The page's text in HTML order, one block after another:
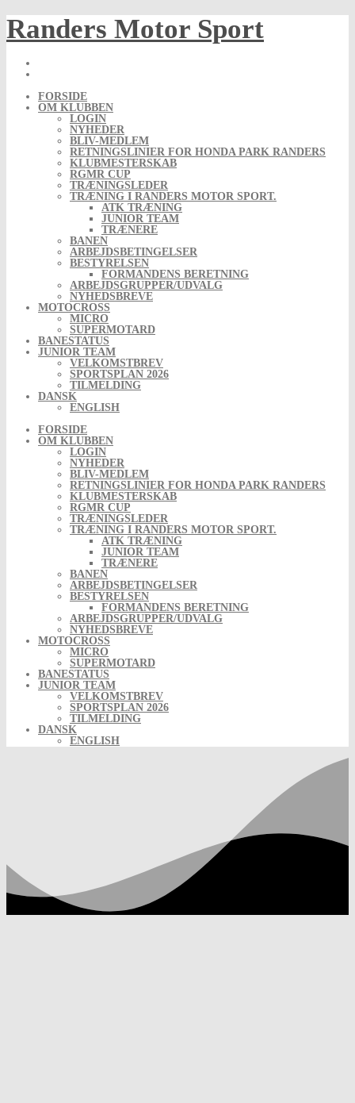
Skip
to
content
Randers Motor Sport
FORSIDE
OM KLUBBEN
LOGIN
NYHEDER
BLIV-MEDLEM
RETNINGSLINIER FOR HONDA PARK RANDERS
KLUBMESTERSKAB
RGMR CUP
TRÆNINGSLEDER
TRÆNING I RANDERS MOTOR SPORT.
ATK TRÆNING
JUNIOR TEAM
TRÆNERE
BANEN
ARBEJDSBETINGELSER
BESTYRELSEN
FORMANDENS BERETNING
ARBEJDSGRUPPER/UDVALG
NYHEDSBREVE
MOTOCROSS
MICRO
SUPERMOTARD
BANESTATUS
JUNIOR TEAM
VELKOMSTBREV
SPORTSPLAN 2026
TILMELDING
DANSK
ENGLISH
FORSIDE
OM KLUBBEN
LOGIN
NYHEDER
BLIV-MEDLEM
RETNINGSLINIER FOR HONDA PARK RANDERS
KLUBMESTERSKAB
RGMR CUP
TRÆNINGSLEDER
TRÆNING I RANDERS MOTOR SPORT.
ATK TRÆNING
JUNIOR TEAM
TRÆNERE
BANEN
ARBEJDSBETINGELSER
BESTYRELSEN
FORMANDENS BERETNING
ARBEJDSGRUPPER/UDVALG
NYHEDSBREVE
MOTOCROSS
MICRO
SUPERMOTARD
BANESTATUS
JUNIOR TEAM
VELKOMSTBREV
SPORTSPLAN 2026
TILMELDING
DANSK
ENGLISH